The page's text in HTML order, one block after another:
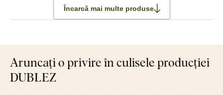
Încarcă mai multe produse
Aruncați o privire în culisele producției
DUBLEZ